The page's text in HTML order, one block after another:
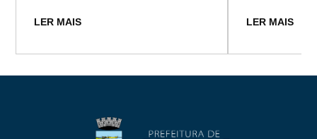
LER MAIS LER MAIS